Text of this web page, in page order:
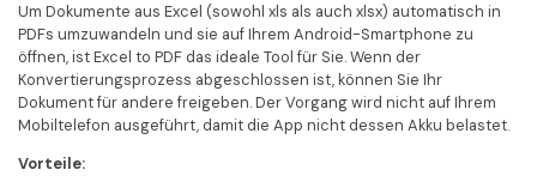
Um Dokumente aus Excel (sowohl xls als auch xlsx) automatisch in
PDFs umzuwandeln und sie auf Ihrem Android-Smartphone zu
öffnen, ist Excel to PDF das ideale Tool für Sie. Wenn der
Konvertierungsprozess abgeschlossen ist, können Sie Ihr
Dokument für andere freigeben. Der Vorgang wird nicht auf Ihrem
Mobiltelefon ausgeführt, damit die App nicht dessen Akku belastet.
Vorteile: